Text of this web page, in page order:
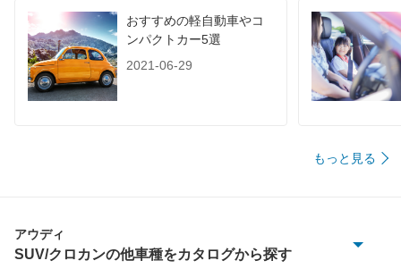
おすすめの軽自動車やコ
ンパクトカー5選
2021-06-29
もっと見る
アウディ
SUV/クロカンの他車種をカタログから探す